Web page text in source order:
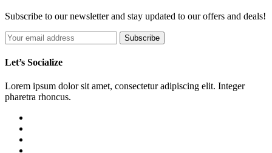
Subscribe to our newsletter and stay updated to our offers and deals!
Let’s Socialize
Lorem ipsum dolor sit amet, consectetur adipiscing elit. Integer
pharetra rhoncus.